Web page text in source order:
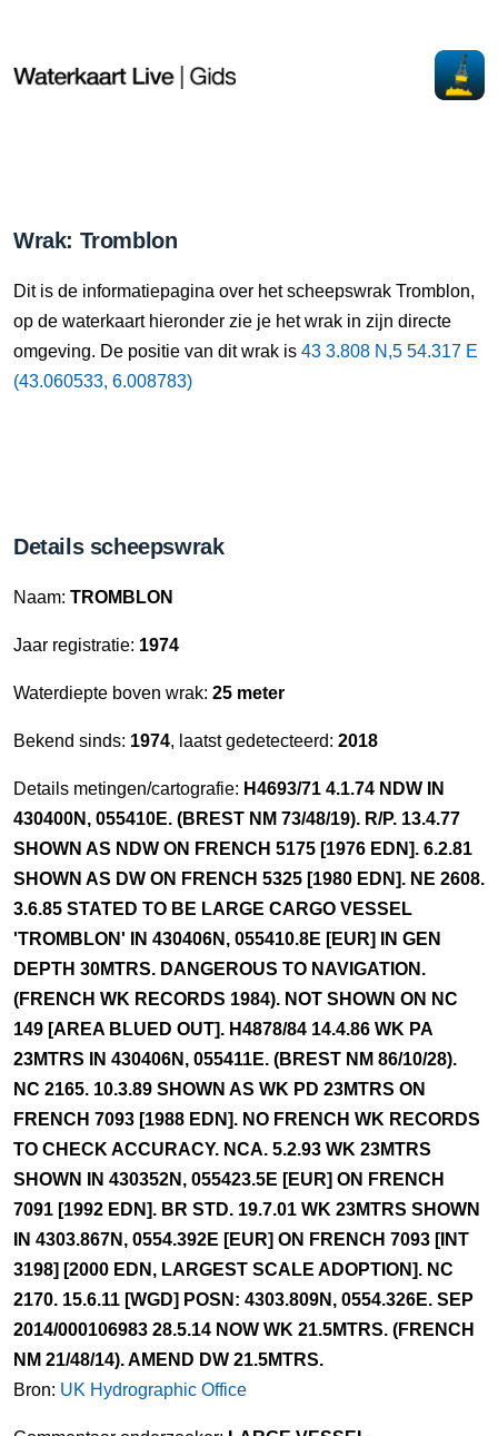
Wrak: Tromblon
Dit is de informatiepagina over het scheepswrak Tromblon,
op de waterkaart hieronder zie je het wrak in zijn directe
omgeving. De positie van dit wrak is 43 3.808 N,5 54.317 E
(43.060533, 6.008783)
Details scheepswrak
Naam: TROMBLON
Jaar registratie: 1974
Waterdiepte boven wrak: 25 meter
Bekend sinds: 1974, laatst gedetecteerd: 2018
Details metingen/cartografie: H4693/71 4.1.74 NDW IN
430400N, 055410E. (BREST NM 73/48/19). R/P. 13.4.77
SHOWN AS NDW ON FRENCH 5175 [1976 EDN]. 6.2.81
SHOWN AS DW ON FRENCH 5325 [1980 EDN]. NE 2608.
3.6.85 STATED TO BE LARGE CARGO VESSEL
'TROMBLON' IN 430406N, 055410.8E [EUR] IN GEN
DEPTH 30MTRS. DANGEROUS TO NAVIGATION.
(FRENCH WK RECORDS 1984). NOT SHOWN ON NC
149 [AREA BLUED OUT]. H4878/84 14.4.86 WK PA
23MTRS IN 430406N, 055411E. (BREST NM 86/10/28).
NC 2165. 10.3.89 SHOWN AS WK PD 23MTRS ON
FRENCH 7093 [1988 EDN]. NO FRENCH WK RECORDS
TO CHECK ACCURACY. NCA. 5.2.93 WK 23MTRS
SHOWN IN 430352N, 055423.5E [EUR] ON FRENCH
7091 [1992 EDN]. BR STD. 19.7.01 WK 23MTRS SHOWN
IN 4303.867N, 0554.392E [EUR] ON FRENCH 7093 [INT
3198] [2000 EDN, LARGEST SCALE ADOPTION]. NC
2170. 15.6.11 [WGD] POSN: 4303.809N, 0554.326E. SEP
2014/000106983 28.5.14 NOW WK 21.5MTRS. (FRENCH
NM 21/48/14). AMEND DW 21.5MTRS.
Bron: UK Hydrographic Office